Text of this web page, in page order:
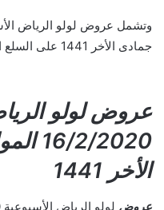
جمادى الأخر 1441 على السلع التالية :
عروض لولو
الأخر 1441
عروض